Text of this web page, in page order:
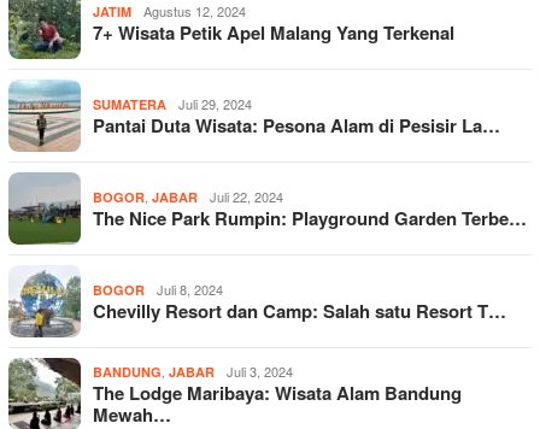
JATIM Agustus 12, 2024
7+ Wisata Petik Apel Malang Yang Terkenal
SUMATERA Juli 29, 2024
Pantai Duta Wisata: Pesona Alam di Pesisir La…
BOGOR JABAR Juli 22, 2024
The Nice Park Rumpin: Playground Garden Terbe…
BOGOR Juli 8, 2024
Chevilly Resort dan Camp: Salah satu Resort T…
BANDUNG JABAR Juli 3, 2024
The Lodge Maribaya: Wisata Alam Bandung
Mewah…